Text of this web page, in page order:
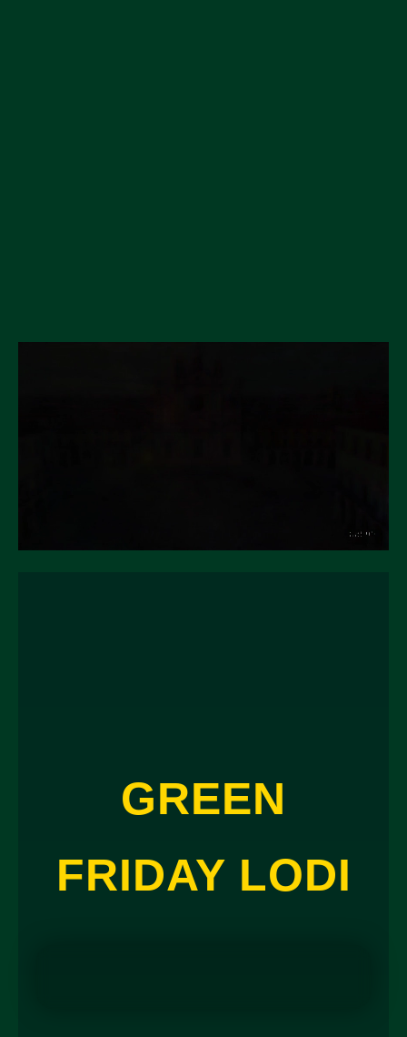
GREEN
FRIDAY LODI